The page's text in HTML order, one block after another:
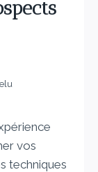
vos
techniques